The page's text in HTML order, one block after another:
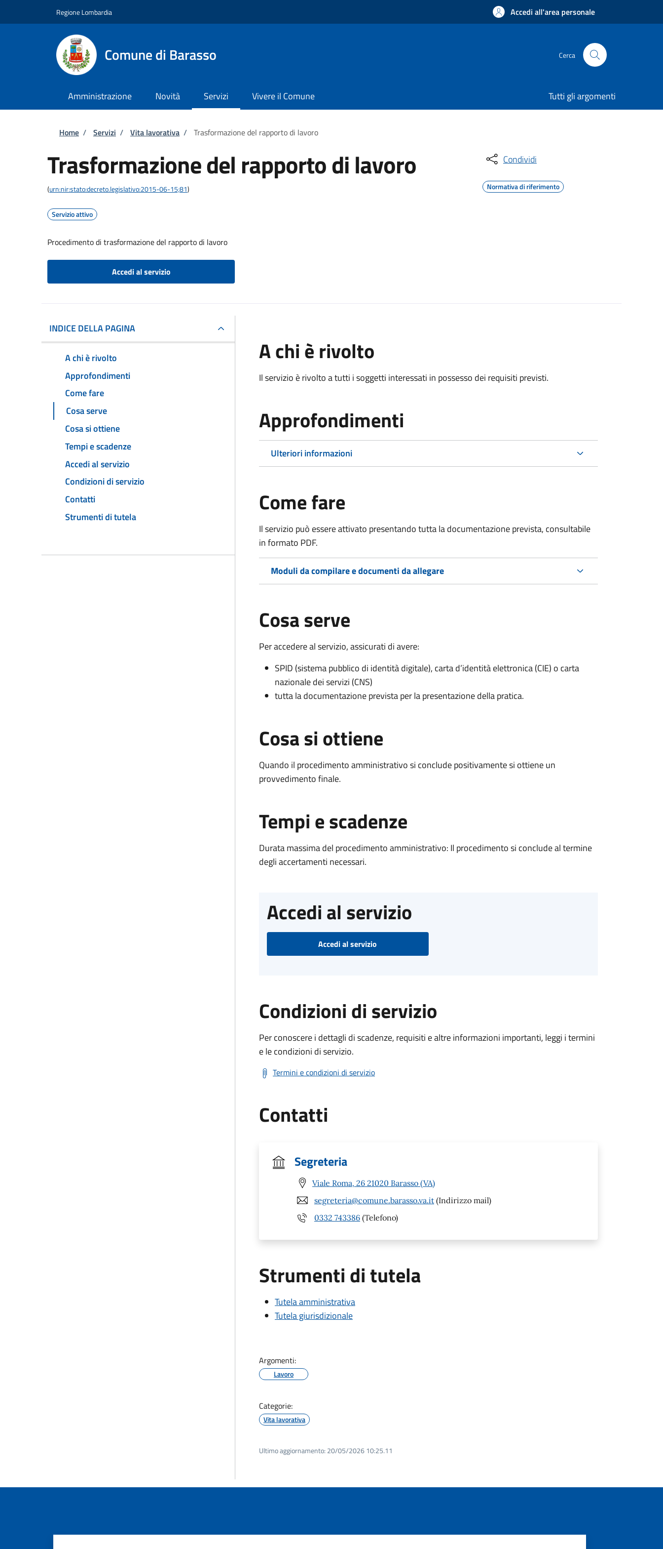
Regione Lombardia Accedi all'area personale
Comune di Barasso Cerca
Amministrazione Novità Servizi Vivere il Comune Tutti gli argomenti
Briciole di pane
Home / Servizi / Vita lavorativa / Trasformazione del rapporto di lavoro
Trasformazione del rapporto di lavoro
(urn:nir:stato:decreto.legislativo:2015-06-15;81)
Servizio attivo
Procedimento di trasformazione del rapporto di lavoro
Accedi al servizio
Condividi
Normativa di riferimento
INDICE DELLA PAGINA
A chi è rivolto
Approfondimenti
Come fare
Cosa serve
Cosa si ottiene
Tempi e scadenze
Accedi al servizio
Condizioni di servizio
Contatti
Strumenti di tutela
A chi è rivolto
Il servizio è rivolto a tutti i soggetti interessati in possesso dei requisiti previsti.
Approfondimenti
Ulteriori informazioni
Come fare
Il servizio può essere attivato presentando tutta la documentazione prevista, consultabile
in formato PDF.
Moduli da compilare e documenti da allegare
Cosa serve
Per accedere al servizio, assicurati di avere:
SPID (sistema pubblico di identità digitale), carta d’identità elettronica (CIE) o carta
nazionale dei servizi (CNS)
tutta la documentazione prevista per la presentazione della pratica.
Cosa si ottiene
Quando il procedimento amministrativo si conclude positivamente si ottiene un
provvedimento finale.
Tempi e scadenze
Durata massima del procedimento amministrativo: Il procedimento si conclude al termine
degli accertamenti necessari.
Accedi al servizio
Accedi al servizio
Condizioni di servizio
Per conoscere i dettagli di scadenze, requisiti e altre informazioni importanti, leggi i termini
e le condizioni di servizio.
Termini e condizioni di servizio
Contatti
Segreteria
Viale Roma, 26 21020 Barasso (VA)
segreteria@comune.barasso.va.it (Indirizzo mail)
0332 743386 (Telefono)
Strumenti di tutela
Tutela amministrativa
Tutela giurisdizionale
Argomenti:
Lavoro
Categorie:
Vita lavorativa
Ultimo aggiornamento: 20/05/2026 10:25.11